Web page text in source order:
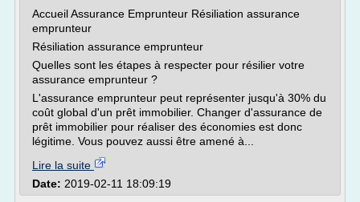
Accueil Assurance Emprunteur Résiliation assurance
emprunteur
Résiliation assurance emprunteur
Quelles sont les étapes à respecter pour résilier votre
assurance emprunteur ?
L'assurance emprunteur peut représenter jusqu'à 30% du
coût global d'un prêt immobilier. Changer d'assurance de
prêt immobilier pour réaliser des économies est donc
légitime. Vous pouvez aussi être amené à...
Lire la suite
Date: 2019-02-11 18:09:19